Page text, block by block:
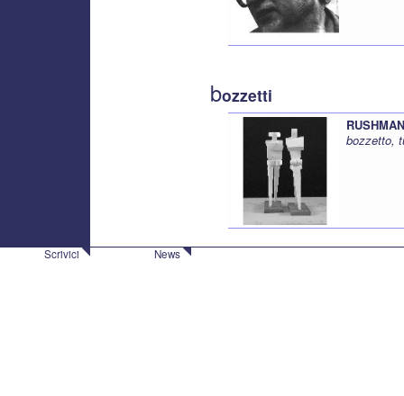
bozzetti
bozzetto,
Scrivici News